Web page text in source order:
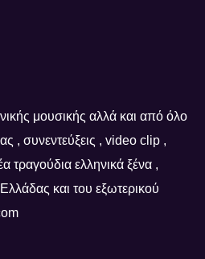
μουσικής αλλά και από όλο
, συνεντεύξεις , video clip ,
τραγούδια ελληνικά ξένα ,
και του εξωτερικού